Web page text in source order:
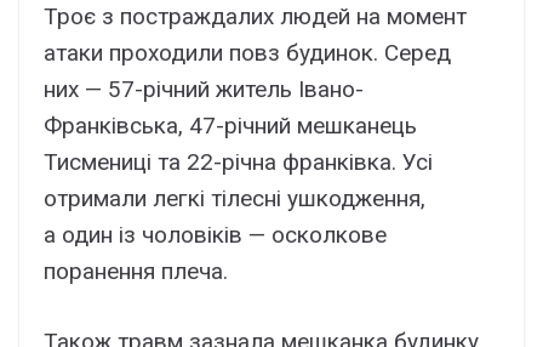
Троє з постраждалих людей на момент
атаки проходили повз будинок. Серед
них — 57-річний житель Івано-
Франківська, 47-річний мешканець
Тисмениці та 22-річна франківка. Усі
отримали легкі тілесні ушкодження,
а один із чоловіків — осколкове
поранення плеча.